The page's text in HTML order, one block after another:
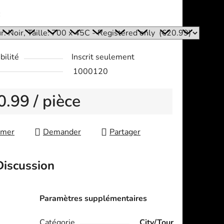
Inscrit seulement
1000120
/ pièce
Demander Partager
Paramètres supplémentaires